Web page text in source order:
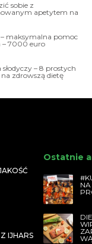
sobie z
apetytem na
– maksymalna pomoc
– 7000 euro
– 8 prostych
zdrowszą dietę
IJHARS
Ostatnie